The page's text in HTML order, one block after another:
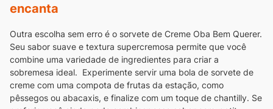
encanta
Outra escolha sem erro é o sorvete de Creme Oba Bem Querer.
Seu sabor suave e textura supercremosa permite que você
combine uma variedade de ingredientes para criar a
sobremesa ideal. Experimente servir uma bola de sorvete de
creme com uma compota de frutas da estação, como
pêssegos ou abacaxis, e finalize com um toque de chantilly. Se